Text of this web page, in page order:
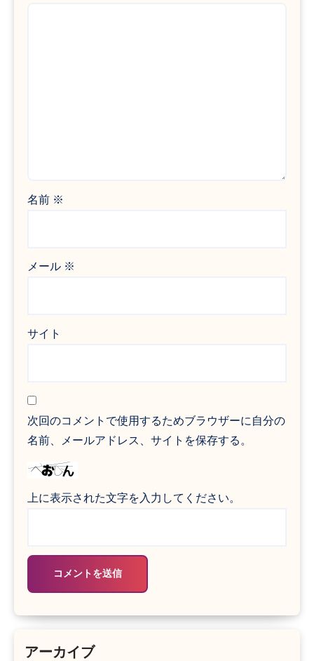
名前 ※
メール ※
サイト
次回のコメントで使用するためブラウザーに自分の
名前、メールアドレス、サイトを保存する。
上に表示された文字を入力してください。
アーカイブ